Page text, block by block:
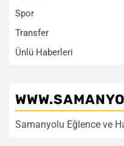
Spor
Transfer
Ünlü Haberleri
Samanyolu Eğlence ve